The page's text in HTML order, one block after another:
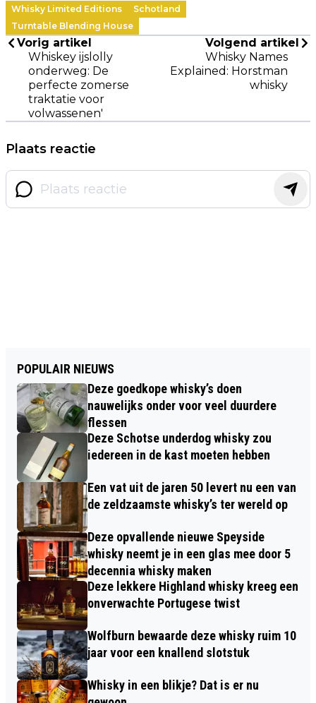
Whisky Limited Editions
Schotland
Turntable Blending House
Vorig artikel
Whiskey ijslolly
onderweg: De
perfecte zomerse
traktatie voor
volwassenen'
Volgend artikel
Whisky Names
Explained: Horstman
whisky
Plaats reactie
POPULAIR NIEUWS
Deze goedkope whisky’s doen
nauwelijks onder voor veel duurdere
flessen
Deze Schotse underdog whisky zou
iedereen in de kast moeten hebben
Een vat uit de jaren 50 levert nu een van
de zeldzaamste whisky’s ter wereld op
Deze opvallende nieuwe Speyside
whisky neemt je in een glas mee door 5
decennia whisky maken
Deze lekkere Highland whisky kreeg een
onverwachte Portugese twist
Wolfburn bewaarde deze whisky ruim 10
jaar voor een knallend slotstuk
Whisky in een blikje? Dat is er nu